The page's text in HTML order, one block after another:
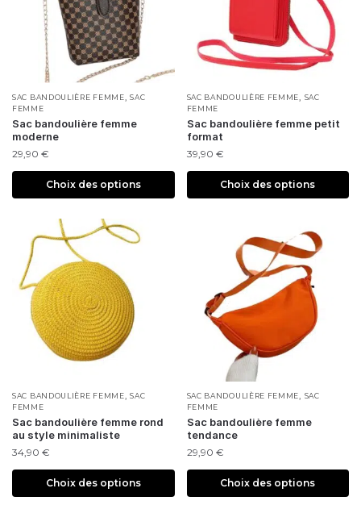
SAC BANDOULIÈRE FEMME,SAC
FEMME
Sac bandoulière femme
moderne
29,90 €
Choix des options
SAC BANDOULIÈRE FEMME, SAC
FEMME
Sac bandoulière femme petit
format
39,90 €
Choix des options
SAC BANDOULIÈRE FEMME ,SAC
FEMME
Sac bandoulière femme rond
au style minimaliste
34,90 €
Choix des options
SAC BANDOULIÈRE FEMME
SAC
FEMME
Sac bandoulière femme
tendance
29,90 €
Choix des options